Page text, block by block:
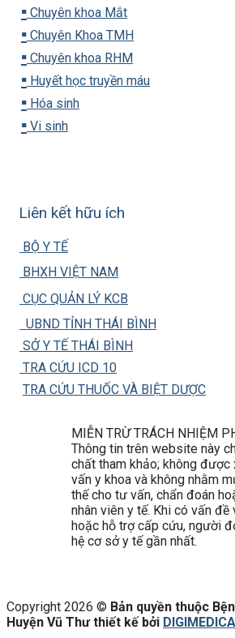
▪️ Chuyên khoa Mắt
▪️ Chuyên Khoa TMH
▪️ Chuyên khoa RHM
▪️ Huyết học truyền máu
▪️ Hóa sinh
▪️ Vi sinh
Liên kết hữu ích
BỘ Y TẾ
BHXH VIỆT NAM
CỤC QUẢN LÝ KCB
UBND TỈNH THÁI BÌNH
SỞ Y TẾ THÁI BÌNH
TRA CỨU ICD 10
TRA CỨU THUỐC VÀ BIỆT DƯỢC
MIỄN TRỪ TRÁCH NHIỆM
Thông tin trên website này
chất tham khảo; không được
vấn y khoa và không nhằm
thế cho tư vấn, chẩn đoán
nhân viên y tế. Khi có vấn
hoặc hỗ trợ cấp cứu, người
hệ cơ sở y tế gần nhất.
Copyright 2026 © Bản quyền thuộc
Huyện Vũ Thư thiết kế bởi